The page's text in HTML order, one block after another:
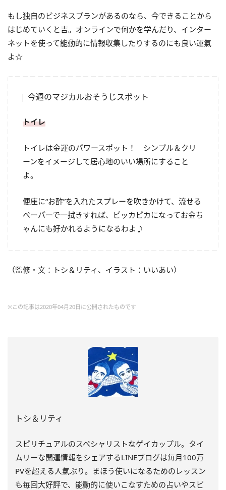
もし独自のビジネスプランがあるのなら、今できることから
はじめていくと吉。オンラインで何かを学んだり、インター
ネットを使って能動的に情報収集したりするのにも良い運氣
よ☆
今週のマジカルおそうじスポット
トイレ
トイレは金運のパワースポット！ シンプル＆クリ
ーンをイメージして居心地のいい場所にすること
よ。
便座に“お酢”を入れたスプレーを吹きかけて、流せる
ペーパーで一拭きすれば、ピッカピカになってお金ち
ゃんにも好かれるようになるわよ♪
（監修・文：トシ＆リティ、イラスト：いいあい）
※この記事は2020年04月20日に公開されたものです
トシ＆リティ
スピリチュアルのスペシャリストなゲイカップル。タイ
ムリーな開運情報をシェアするLINEブログは毎月100万
PVを超える人氣ぶり。まほう使いになるためのレッスン
も毎回大好評で、能動的に使いこなすための占いやスピ